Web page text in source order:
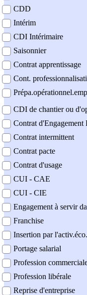
CDD
Intérim
CDI Intérimaire
Saisonnier
Contrat apprentissage
Cont.
CDI de chantier ou
Contrat d'Engagement
Contrat intermittent
Contrat pacte
Contrat d'usage
CUI - CAE
CUI - CIE
Engagement à servir
Franchise
Insertion par l'activ.éco.
Portage salarial
Profession
Profession libérale
Reprise d'entreprise